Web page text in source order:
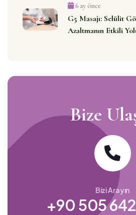
6 ay önce
G5 Masajı: Selülit
Azaltmanın Etkili
Bize
Bizi Arayın
+90 505